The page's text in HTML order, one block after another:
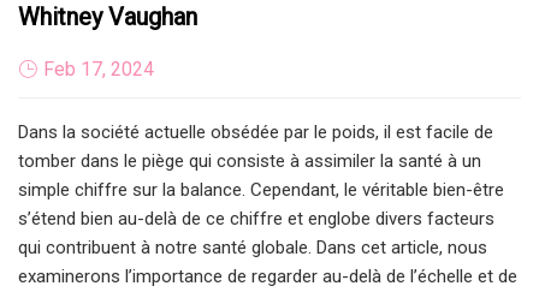
Whitney Vaughan
Feb 17, 2024
Dans la société actuelle obsédée par le poids, il est facile de
tomber dans le piège qui consiste à assimiler la santé à un
simple chiffre sur la balance. Cependant, le véritable bien-être
s’étend bien au-delà de ce chiffre et englobe divers facteurs
qui contribuent à notre santé globale. Dans cet article, nous
examinerons l’importance de regarder au-delà de l’échelle et de